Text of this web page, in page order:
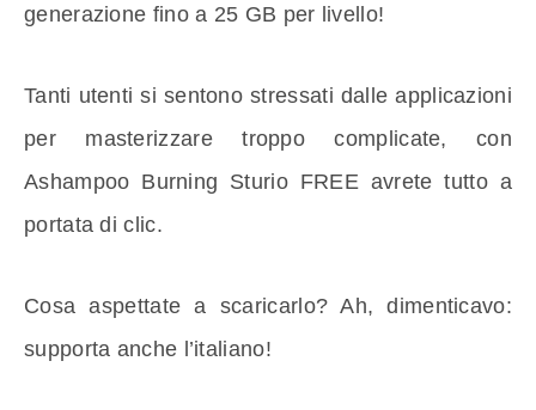
generazione fino a 25 GB per livello!
Tanti utenti si sentono stressati dalle applicazioni
per masterizzare troppo complicate, con
Ashampoo Burning Sturio FREE avrete tutto a
portata di clic.
Cosa aspettate a scaricarlo? Ah, dimenticavo:
supporta anche l’italiano!